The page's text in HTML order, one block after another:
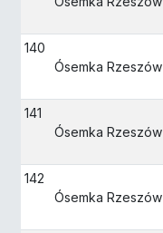
140
Ósemka Rzeszów
141
Ósemka Rzeszów
142
Ósemka Rzeszów